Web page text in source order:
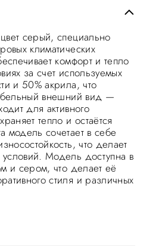
серый, специально
климатических
комфорт и тепло
за счет используемых
и 50% акрила, что
внешний вид —
для активного
тепло и остаётся
сочетает в себе
что делает
Модель доступна в
и сером, что делает её
стиля и различных